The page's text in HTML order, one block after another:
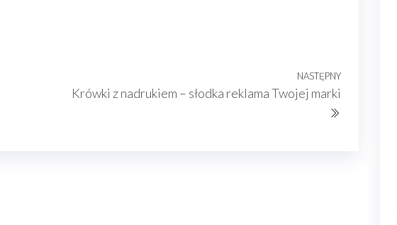
Następny
NASTĘPNY
Krówki z nadrukiem – słodka reklama Twojej marki